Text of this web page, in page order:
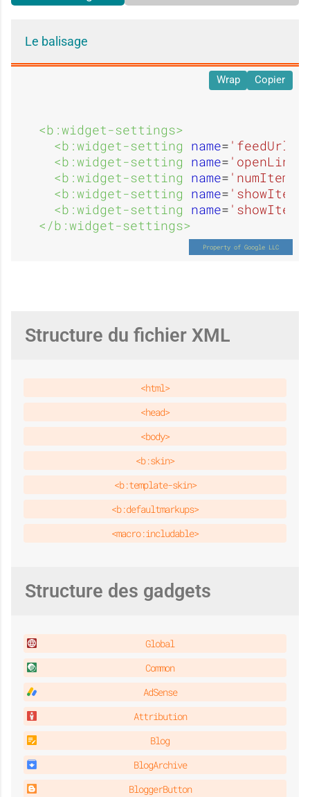
e
n
d
u
d
c
i
Le balisage
<b:widget-settings>
<b:widget-setting name= 'feedUrl'
<b:widget-setting name=
<b:widget-setting name=
<b:widget-setting name=
<b:widget-setting name=
</b:widget-settings>
Wrap Copier
Structure du fichier XML
<html>
<head>
<body>
<b:skin>
<b:template-skin>
<b:defaultmarkups>
<macro:includable>
Structure des gadgets
Global
Common
AdSense
Attribution
Blog
BlogArchive
BloggerButton